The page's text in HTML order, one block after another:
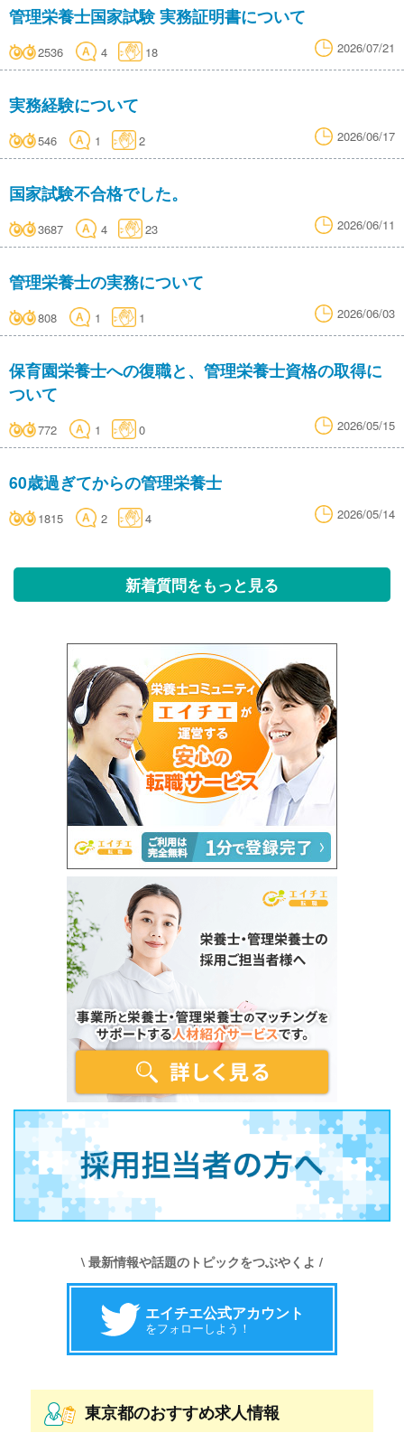
管理栄養士国家試験 実務証明書について
2536 4 18 2026/07/21
実務経験について
546 1 2 2026/06/17
国家試験不合格でした。
3687 4 23 2026/06/11
管理栄養士の実務について
808 1 1 2026/06/03
保育園栄養士への復職と、管理栄養士資格の取得に
ついて
772 1 0 2026/05/15
60歳過ぎてからの管理栄養士
1815 2 4 2026/05/14
新着質問をもっと見る
\ 最新情報や話題のトピックをつぶやくよ /
エイチエ公式アカウント
をフォローしよう！
東京都のおすすめ求人情報